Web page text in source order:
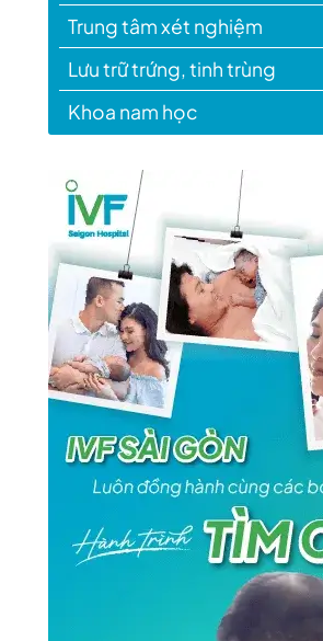
Trung tâm xét nghiệm
Lưu trữ trứng, tinh trùng
Khoa nam học